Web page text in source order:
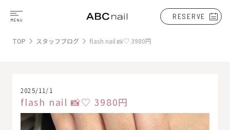
RESERVE
TOP スタッフブログ flash nail 📸♡ 3980円
2025/11/1
flash nail 📸♡ 3980円